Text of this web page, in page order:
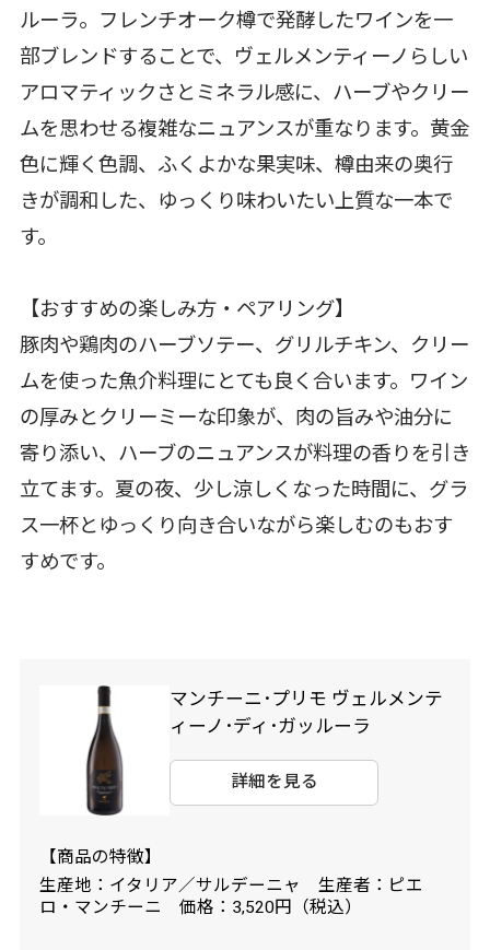
ルーラ。フレンチオーク樽で発酵したワインを一
部ブレンドすることで、ヴェルメンティーノらしい
アロマティックさとミネラル感に、ハーブやクリー
ムを思わせる複雑なニュアンスが重なります。黄金
色に輝く色調、ふくよかな果実味、樽由来の奥行
きが調和した、ゆっくり味わいたい上質な一本で
す。
【おすすめの楽しみ方・ペアリング】
豚肉や鶏肉のハーブソテー、グリルチキン、クリー
ムを使った魚介料理にとても良く合います。ワイン
の厚みとクリーミーな印象が、肉の旨みや油分に
寄り添い、ハーブのニュアンスが料理の香りを引き
立てます。夏の夜、少し涼しくなった時間に、グラ
ス一杯とゆっくり向き合いながら楽しむのもおす
すめです。
マンチーニ･プリモ ヴェルメンテ
ィーノ･ディ･ガッルーラ
詳細を見る
【商品の特徴】
生産地：イタリア／サルデーニャ 生産者：ピエ
ロ・マンチーニ 価格：3,520円（税込）